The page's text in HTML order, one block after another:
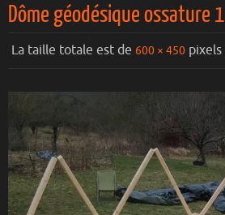
Dôme géodésique ossature 1
La taille totale est de 600 × 450 pixels